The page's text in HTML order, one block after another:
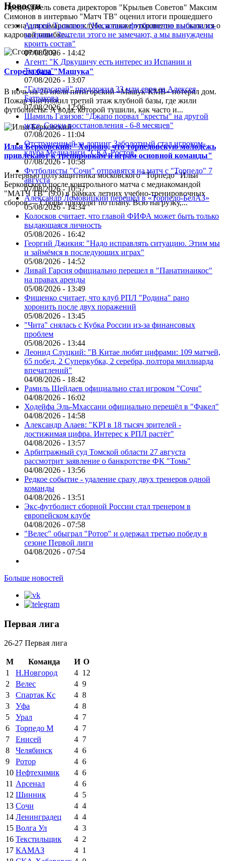
Председатель совета директоров "Крыльев Советов" Максим
Симонов в интервью "Матч ТВ" оценил итоги прошедшего
сезона для самарского клуба, а также откровенно высказался о
кадровой ошибке...
Сгорела база "Машука"
В ночь на 26 июля пятигорский «Машук-КМВ» потерял дом.
Пожар уничтожил третий этаж клубной базы, где жили
футболисты. А вода, которой тушили, как часто и...
Илья Берковский: "Хорошо, что торпедовскую молодёжь
привлекают к тренировкам и играм основной команды"
Интервью полузащитника московского "Торпедо" Ильи
Берковского после контрольного матча с медиакомандой
"МАТЧ ТВ" (9:0) в рамках летних учебно-тренировочных
сборов.— Сборы проходят по плану. Всю нагрузку,...
Новости
Андрей Талалаев: "Несколько футболистов выбыли из-
за травм. Зрители этого не замечают, а мы вынуждены
кроить состав"
07/08/2026 - 14:42
Агент: "К Дркушичу есть интерес из Испании и
Турции"
07/08/2026 - 13:07
"Галатасарай" предложил 33 млн евро за Алексея
Батракова
07/08/2026 - 12:06
Шамиль Газизов: "Джапо порвал "кресты" на другой
ноге. Сроки восстановления - 6-8 месяцев"
07/08/2026 - 11:04
Отстраненный за допинг Заболотный стал игроком
клуба Медиалиги "СКА-Ростов"
07/08/2026 - 10:58
Футболисты "Сочи" отправятся на матч с "Торпедо" 7
августа
07/08/2026 - 10:57
Александр Ломовицкий перешёл в «Торпедо-БелАЗ»
05/08/2026 - 14:34
Колосков считает, что главой ФИФА может быть только
выдающаяся личность
05/08/2026 - 16:42
Георгий Джикия: "Надо исправлять ситуацию. Этим мы
и займёмся в последующих играх"
05/08/2026 - 14:52
Ливай Гарсия официально перешел в "Панатинаикос"
на правах аренды
05/08/2026 - 13:49
Фищенко считает, что клуб РПЛ "Родина" рано
хоронить после двух поражений
05/08/2026 - 13:45
"Чита" снялась с Кубка России из-за финансовых
проблем
05/08/2026 - 13:44
Леонид Слуцкий: "В Китае любят цифрами: 109 матчей,
65 побед, 2 Суперкубка, 2 серебра, полтора миллиарда
впечатлений"
04/08/2026 - 18:42
Рамиль Шейдаев официально стал игроком "Сочи"
04/08/2026 - 16:02
Ходейфа Эль-Мхассани официально перешёл в "Факел"
04/08/2026 - 14:58
Александр Алаев: "KPI в 18 тысяч зрителей -
достижимая цифра. Интерес к РПЛ растёт"
04/08/2026 - 13:57
Арбитражный суд Томской области 27 августа
рассмотрит заявление о банкротстве ФК "Томь"
04/08/2026 - 13:56
Редкое событие - удаление сразу двух тренеров одной
команды
04/08/2026 - 13:51
Экс-футболист сборной России стал тренером в
европейском клубе
04/08/2026 - 07:58
"Велес" обыграл "Ротор" и одержал третью победу в
сезоне Первой лиги
04/08/2026 - 07:54
Больше новостей
Первая лига
26-27 Первая лига
М Команда И О
1
Н.Новгород 4 12
2
Велес 4 9
3
Спартак Кс 4 8
3
Уфа 4 8
5
Урал 4 7
6
Торпедо М 4 7
7
Енисей 4 7
8
Челябинск 4 6
9
Ротор 4 6
10 Нефтехимик 4 6
11 Арсенал 4 6
12 Шинник 4 5
13 Сочи 4 4
14 Ленинградец 4 4
15 Волга Ул 4 3
16 Текстильщик 4 2
17 КАМАЗ 4 1